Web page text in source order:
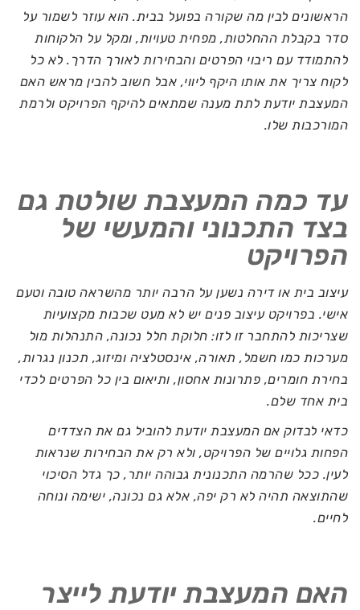
הראשונים לבין מה שקורה בפועל בבית. הוא עוזר לשמור על
סדר בקבלת ההחלטות, מפחית טעויות, ומקל על הלקוחות
להתמודד עם ריבוי הפרטים והבחירות לאורך הדרך. לא כל
לקוח צריך את אותו היקף ליווי, אבל חשוב להבין מראש האם
המעצבת יודעת לתת מענה שמתאים להיקף הפרויקט ולרמת
המורכבות שלו.
עד כמה המעצבת שולטת גם
בצד התכנוני והמעשי של
הפרויקט
עיצוב בית או דירה נשען על הרבה יותר מהשראה טובה וטעם
אישי. בפרויקט עיצוב פנים יש לא מעט שכבות מקצועיות
שצריכות להתחבר זו לזו: חלוקת חלל נכונה, התנהלות מול
מערכות כמו חשמל, תאורה, אינסטלציה ומיזוג, תכנון נגרות,
בחירת חומרים, פתרונות אחסון, ותיאום בין כל הפרטים לכדי
בית אחד שלם.
כדאי לבדוק אם המעצבת יודעת להוביל גם את הצדדים
הפחות גלויים של הפרויקט, ולא רק את הבחירות שנראות
לעין. ככל שהרמה התכנונית גבוהה יותר, כך גדל הסיכוי
שהתוצאה תהיה לא רק יפה, אלא גם נכונה, ישימה ונוחה
לחיים.
האם המעצבת יודעת לייצר